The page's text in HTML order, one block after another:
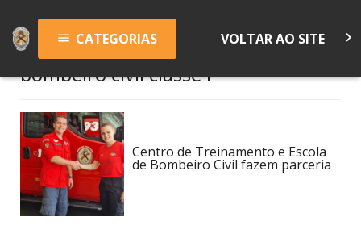
menu CATEGORIAS VOLTAR AO SITE keyboard_arrow_right
bombeiro civil classe I
Centro de Treinamento e Escola
de Bombeiro Civil fazem parceria